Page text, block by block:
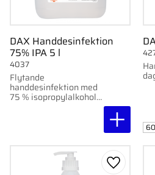
DAX Handdesinfektion
75% IPA 5 l
Flytande
handdesinfektion med
75 % isopropylalkohol
4037
Lägg till